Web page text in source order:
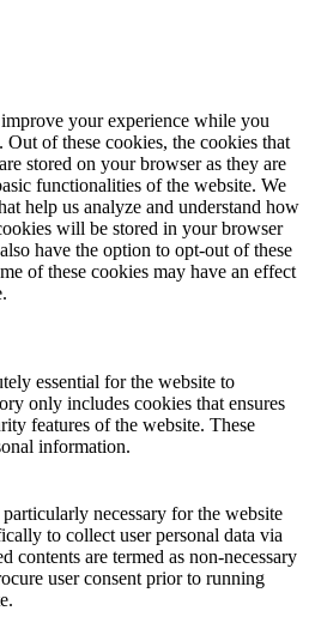
your experience while you
of these cookies, the cookies that
stored on your browser as they are
functionalities of the website. We
help us analyze and understand how
will be stored in your browser
have the option to opt-out of these
of these cookies may have an effect
essential for the website to
only includes cookies that ensures
features of the website. These
information.
necessary for the website
to collect user personal data via
contents are termed as non-necessary
user consent prior to running